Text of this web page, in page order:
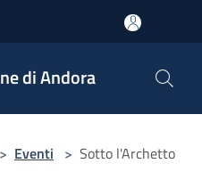
di Andora
> Eventi > Sotto l'Archetto